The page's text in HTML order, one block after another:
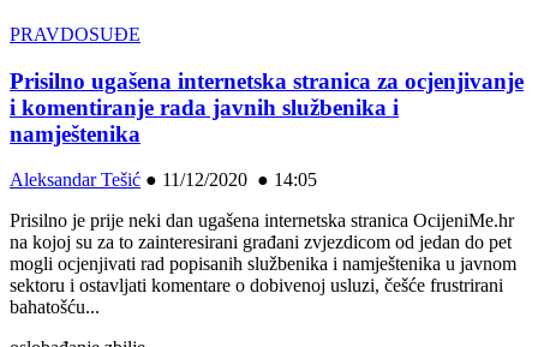
PRAVDOSUĐE
Prisilno ugašena internetska stranica za ocjenjivanje
i komentiranje rada javnih službenika i
namještenika
Aleksandar Tešić ● 11/12/2020 ● 14:05
Prisilno je prije neki dan ugašena internetska stranica OcijeniMe.hr
na kojoj su za to zainteresirani građani zvjezdicom od jedan do pet
mogli ocjenjivati rad popisanih službenika i namještenika u javnom
sektoru i ostavljati komentare o dobivenoj usluzi, češće frustrirani
bahatošću...